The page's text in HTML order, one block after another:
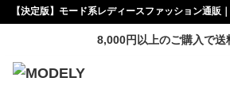
【決定版】モード系レディースファッション通販
8,000円以上のご購入で送